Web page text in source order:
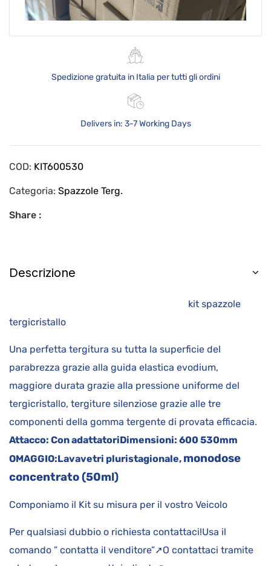
Spedizione gratuita in Italia per tutti gli ordini
Delivers in: 3-7 Working Days
COD: KIT600530
Categoria: Spazzole Terg.
Share :
Descrizione
kit spazzole
tergicristallo
Una perfetta tergitura su tutta la superficie del
parabrezza grazie alla guida elastica evodium,
maggiore durata grazie alla pressione uniforme del
tergicristallo, tergiture silenziose grazie alle tre
componenti della gomma tergente di provata efficacia.
Attacco: Con adattatoriDimensioni: 600 530mm
OMAGGIO:Lavavetri pluristagionale, monodose
concentrato (50ml)
Componiamo il Kit su misura per il vostro Veicolo
Per qualsiasi dubbio o richiesta contattaci!Usa il
comando ” contatta il venditore”➚O contattaci tramite